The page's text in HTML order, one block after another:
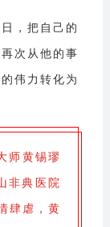
，把自己的
次从他的事
伟力转化为
师黄锡璆
非典医院
肆虐，黄